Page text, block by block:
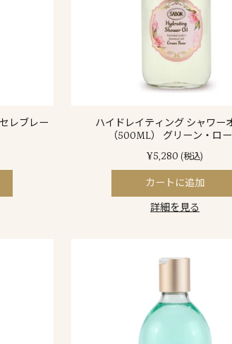
レブレー
ハイドレイティング シャワー
（500ML） グリーン・ロ
¥5,280 (税込)
カートに追加
詳細を見る